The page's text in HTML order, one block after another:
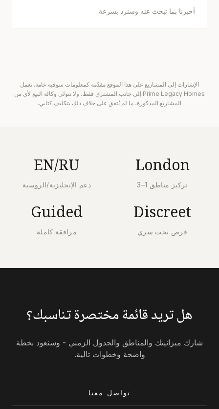
أخبرنا بما تبحث عنه وسنرد بسرعة.
الإشارات إلى المشاريع على هذا الموقع مقدّمة كمعلومات سوقية عامة. تعمل
Prime Legacy Homes إلى جانب المشتري فقط، ولا تتولى وكالة البيع لأي من
المشاريع المذكورة، ما لم يُتفق على خلاف ذلك بتكليف كتابي.
London
تركيز مناطق 1–3
EN/RU
دعم الإنجليزية/الروسية
Discreet
فرص بحث سري
Guided
مرافقة كاملة
هل تريد قائمة مختصرة تناسبك؟
شارك ميزانيتك والمناطق والجدول الزمني - وسنعود بخطة
واضحة وخطوات تالية.
تواصل معنا